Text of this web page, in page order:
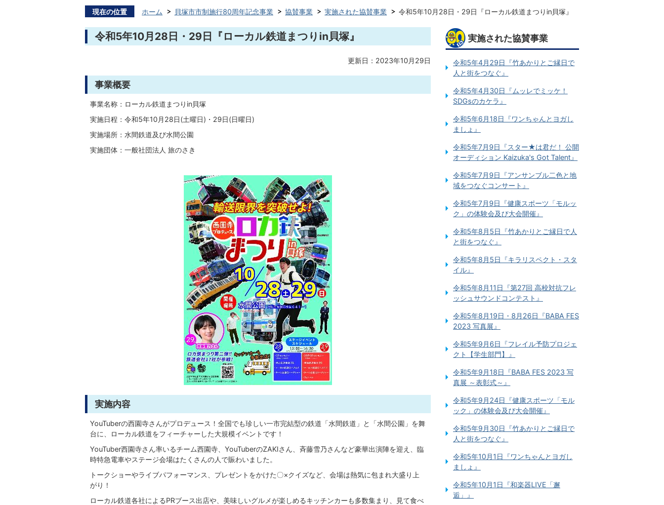
現在の位置 ホーム 貝塚市市制施行80周年記念事業 協賛事業 実施された協賛事業 令和5年10月28日・29日『ローカル鉄道まつりin貝塚』
令和5年10月28日・29日『ローカル鉄道まつりin貝塚』
更新日：2023年10月29日
事業概要
事業名称：ローカル鉄道まつりin貝塚
実施日程：令和5年10月28日(土曜日)・29日(日曜日)
実施場所：水間鉄道及び水間公園
実施団体：一般社団法人 旅のさき
実施内容
YouTuberの西園寺さんがプロデュース！全国でも珍しい一市完結型の鉄道「水間鉄道」と「水間公園」を舞
台に、ローカル鉄道をフィーチャーした大規模イベントです！
YouTuber西園寺さん率いるチーム西園寺、YouTuberのZAKIさん、斉藤雪乃さんなど豪華出演陣を迎え、臨
時特急電車やステージ会場はたくさんの人で賑わいました。
トークショーやライブパフォーマンス、プレゼントをかけた〇×クイズなど、会場は熱気に包まれ大盛り上
がり！
ローカル鉄道各社によるPRブース出店や、美味しいグルメが楽しめるキッチンカーも多数集まり、見て食べ
実施された協賛事業
令和5年4月29日『竹あかりとご縁日で
人と街をつなぐ』
令和5年4月30日『ムッレでミッケ！
SDGsのカケラ』
令和5年6月18日『ワンちゃんとヨガし
ましょ』
令和5年7月9日『スター★は君だ！ 公開
オーディション Kaizuka's Got Talent』
令和5年7月9日『アンサンブル二色と地
域をつなぐコンサート』
令和5年7月9日『健康スポーツ「モルッ
ク」の体験会及び大会開催』
令和5年8月5日『竹あかりとご縁日で人
と街をつなぐ』
令和5年8月5日『キラリスペクト・スタ
イル』
令和5年8月11日『第27回 高校対抗フレ
ッシュサウンドコンテスト』
令和5年8月19日・8月26日『BABA FES
2023 写真展』
令和5年9月6日『フレイル予防プロジェ
クト【学生部門】』
令和5年9月18日『BABA FES 2023 写
真展 ～表彰式～』
令和5年9月24日『健康スポーツ「モル
ック」の体験会及び大会開催』
令和5年9月30日『竹あかりとご縁日で
人と街をつなぐ』
令和5年10月1日『ワンちゃんとヨガし
ましょ』
令和5年10月1日『和楽器LIVE「邂
逅」』